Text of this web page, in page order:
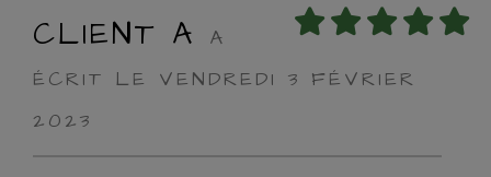
CLIENT A
A
ÉCRIT LE VENDREDI 3 FÉVRIER
2023